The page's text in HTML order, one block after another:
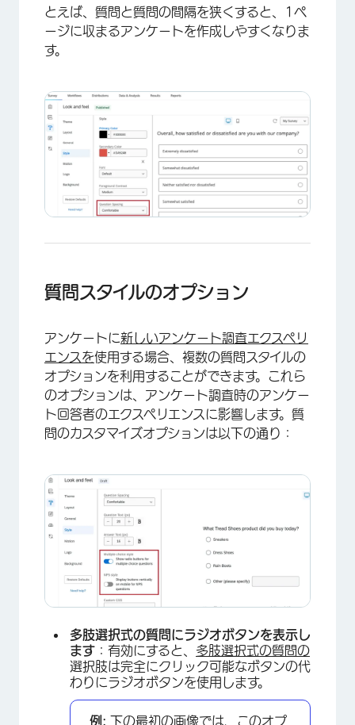
×
とえば、質問と質問の間隔を狭くすると、1ペ
ージに収まるアンケートを作成しやすくなりま
す。
質問スタイルのオプション
アンケートに新しいアンケート調査エクスペリ
エンスを使用する場合、複数の質問スタイルの
オプションを利用することができます。これら
のオプションは、アンケート調査時のアンケー
ト回答者のエクスペリエンスに影響します。質
問のカスタマイズオプションは以下の通り：
多肢選択式の質問にラジオボタンを表示し
ます ：有効にすると、 多肢選択式の質問の
選択肢は完全にクリック可能なボタンの代
わりにラジオボタンを使用します。
例: 下の最初の画像では、このオプ